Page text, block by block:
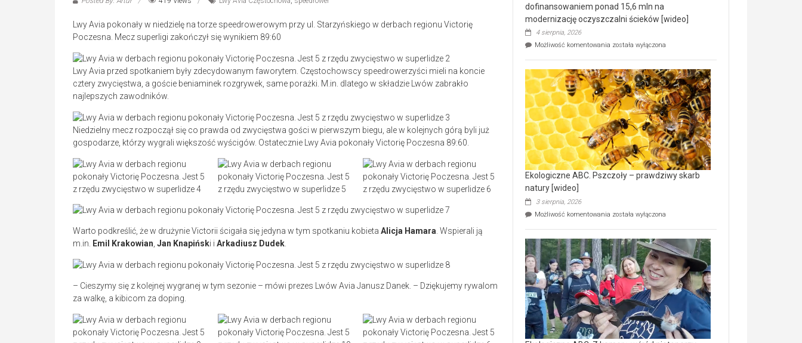
Lwy Avia pokonały w niedzielę na torze speedrowerowym przy ul. Starzyńskiego w derbach regionu Victorię
Poczesna. Mecz superligi zakończył się wynikiem 89:60
Lwy Avia przed spotkaniem były zdecydowanym faworytem. Częstochowscy speedrowerzyści mieli na koncie
cztery zwycięstwa, a goście beniaminek rozgrywek, same porażki. M.in. dlatego w składzie Lwów zabrakło
najlepszych zawodników.
Niedzielny mecz rozpoczął się co prawda od zwycięstwa gości w pierwszym biegu, ale w kolejnych górą byli już
gospodarze, którzy wygrali większość wyścigów. Ostatecznie Lwy Avia pokonały Victorię Poczesna 89:60.
Warto podkreślić, że w drużynie Victorii ścigała się jedyna w tym spotkaniu kobieta Alicja Hamara. Wspierali ją
m.in. Emil Krakowian, Jan Knapiński i Arkadiusz Dudek.
– Cieszymy się z kolejnej wygranej w tym sezonie – mówi prezes Lwów Avia Janusz Danek. – Dziękujemy rywalom
za walkę, a kibicom za doping.
dofinansowaniem ponad 15,6 mln na
modernizację oczyszczalni ścieków [wideo]
4 sierpnia, 2026
Możliwość komentowania Ekologiczne
Wręczyca
Wielka
z
dofinansowaniem
ponad
15,6
mln
na
modernizację
oczyszczalni
ścieków
[wideo]
została wyłączona
Ekologiczne ABC. Pszczoły – prawdziwy skarb
natury [wideo]
3 sierpnia, 2026
Możliwość komentowania Ekologiczne
–
prawdziwy
skarb
natury
[wideo]
została wyłączona